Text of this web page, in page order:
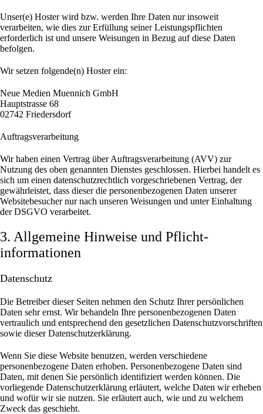
Unser(e) Hoster wird bzw. werden Ihre Daten nur insoweit
verarbeiten, wie dies zur Erfüllung seiner Leistungspflichten
erforderlich ist und unsere Weisungen in Bezug auf diese Daten
befolgen.
Wir setzen folgende(n) Hoster ein:
Neue Medien Muennich GmbH
Hauptstrasse 68
02742 Friedersdorf
Auftragsverarbeitung
Wir haben einen Vertrag über Auftragsverarbeitung (AVV) zur
Nutzung des oben genannten Dienstes geschlossen. Hierbei handelt es
sich um einen datenschutzrechtlich vorgeschriebenen Vertrag, der
gewährleistet, dass dieser die personenbezogenen Daten unserer
Websitebesucher nur nach unseren Weisungen und unter Einhaltung
der DSGVO verarbeitet.
3. Allgemeine Hinweise und Pflicht­
informationen
Datenschutz
Die Betreiber dieser Seiten nehmen den Schutz Ihrer persönlichen
Daten sehr ernst. Wir behandeln Ihre personenbezogenen Daten
vertraulich und entsprechend den gesetzlichen Datenschutzvorschriften
sowie dieser Datenschutzerklärung.
Wenn Sie diese Website benutzen, werden verschiedene
personenbezogene Daten erhoben. Personenbezogene Daten sind
Daten, mit denen Sie persönlich identifiziert werden können. Die
vorliegende Datenschutzerklärung erläutert, welche Daten wir erheben
und wofür wir sie nutzen. Sie erläutert auch, wie und zu welchem
Zweck das geschieht.